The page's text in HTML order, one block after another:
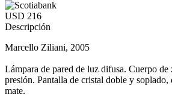
USD 216
Descripción
Marcello Ziliani, 2005
Lámpara de pared de luz difusa. Cuerpo de
presión. Pantalla de cristal doble y soplado,
mate.